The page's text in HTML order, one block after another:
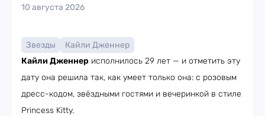
10 августа 2026
Звезды
Кайли Дженнер
Кайли Дженнер исполнилось 29 лет — и отметить эту
дату она решила так, как умеет только она: с розовым
дресс-кодом, звёздными гостями и вечеринкой в стиле
Princess Kitty.